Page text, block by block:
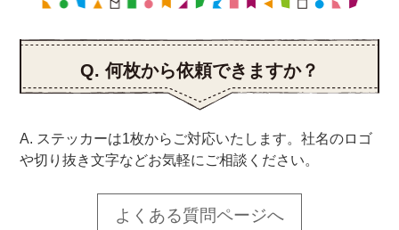
Q. 何枚から依頼できますか？
A. ステッカーは1枚からご対応いたします。社名のロゴ
や切り抜き文字などお気軽にご相談ください。
よくある質問ページへ